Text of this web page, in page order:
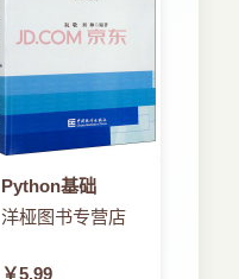
Python基础
洋桠图书专营店
￥5.99